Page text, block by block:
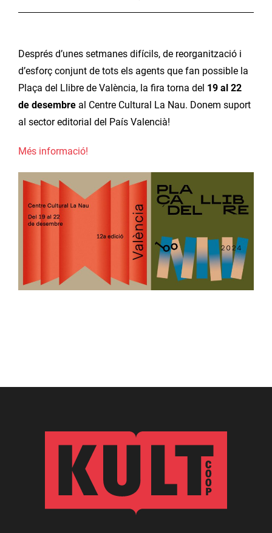
Després d’unes setmanes difícils, de reorganització i
d’esforç conjunt de tots els agents que fan possible la
Plaça del Llibre de València, la fira torna del 19 al 22
de desembre al Centre Cultural La Nau. Donem suport
al sector editorial del País Valencià!
Més informació!